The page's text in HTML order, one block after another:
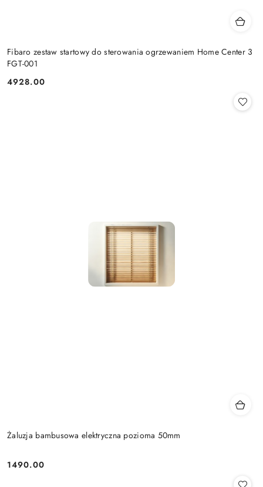
Fibaro zestaw startowy do sterowania ogrzewaniem Home Center 3
FGT-001
Cena:
4928.00
Żaluzja bambusowa elektryczna pozioma 50mm
Cena:
1490.00